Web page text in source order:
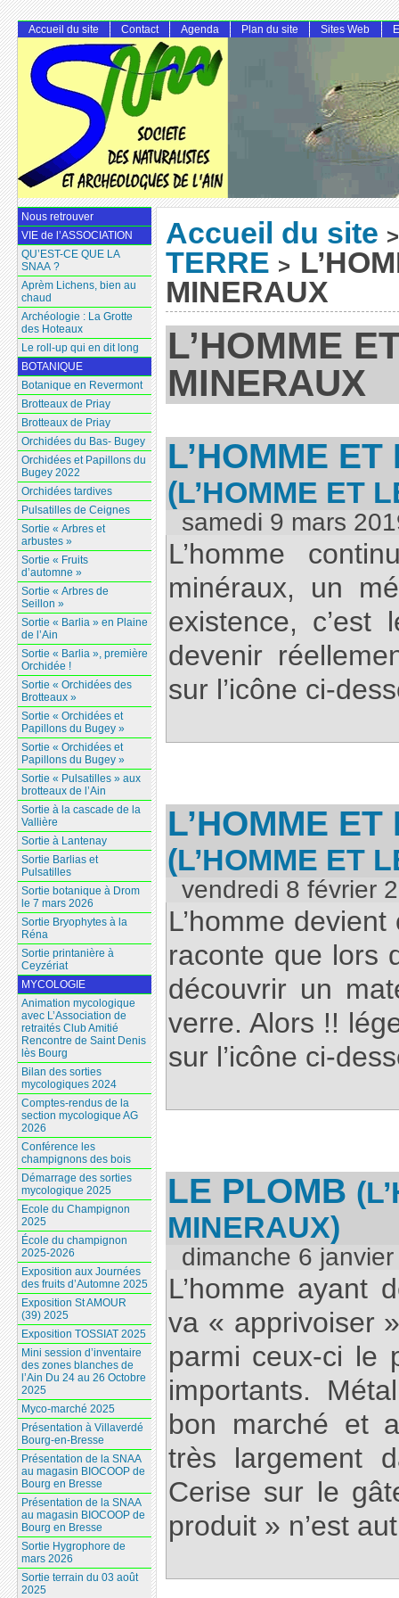
Accueil du site >
TERRE >
MINERAUX
L’HOMME
MINERAUX
L’HOMME
(L’HOMME ET
samedi 9 mars
L’homme
minéraux, un
existence,
devenir
sur l’icône ci-
L’HOMME
(L’HOMME ET
vendredi 8 février
L’homme
raconte que lors
découvrir un
verre. Alors !!
sur l’icône ci-
LE PLOMB
MINERAUX)
dimanche 6
L’homme ayant
va « apprivoiser
parmi ceux-ci le
importants.
bon marché et
très largement
Cerise sur le
produit » n’est
Accueil du site Contact Agenda Plan du site Sites Web
Nous retrouver
VIE de l’ASSOCIATION
QU’EST-CE QUE LA
SNAA ?
Aprèm Lichens, bien au
chaud
Archéologie : La Grotte
des Hoteaux
Le roll-up qui en dit long
BOTANIQUE
Botanique en Revermont
Brotteaux de Priay
Brotteaux de Priay
Orchidées du Bas- Bugey
Orchidées et Papillons du
Bugey 2022
Orchidées tardives
Pulsatilles de Ceignes
Sortie « Arbres et
arbustes »
Sortie « Fruits
d’automne »
Sortie « Arbres de
Seillon »
Sortie « Barlia » en Plaine
de l’Ain
Sortie « Barlia », première
Orchidée !
Sortie « Orchidées des
Brotteaux »
Sortie « Orchidées et
Papillons du Bugey »
Sortie « Orchidées et
Papillons du Bugey »
Sortie « Pulsatilles » aux
brotteaux de l’Ain
Sortie à la cascade de la
Vallière
Sortie à Lantenay
Sortie Barlias et
Pulsatilles
Sortie botanique à Drom
le 7 mars 2026
Sortie Bryophytes à la
Réna
Sortie printanière à
Ceyzériat
MYCOLOGIE
Animation mycologique
avec L’Association de
retraités Club Amitié
Rencontre de Saint Denis
lès Bourg
Bilan des sorties
mycologiques 2024
Comptes-rendus de la
section mycologique AG
2026
Conférence les
champignons des bois
Démarrage des sorties
mycologique 2025
Ecole du Champignon
2025
École du champignon
2025-2026
Exposition aux Journées
des fruits d’Automne 2025
Exposition St AMOUR
(39) 2025
Exposition TOSSIAT 2025
Mini session d’inventaire
des zones blanches de
l’Ain Du 24 au 26 Octobre
2025
Myco-marché 2025
Présentation à Villaverdé
Bourg-en-Bresse
Présentation de la SNAA
au magasin BIOCOOP de
Bourg en Bresse
Présentation de la SNAA
au magasin BIOCOOP de
Bourg en Bresse
Sortie Hygrophore de
mars 2026
Sortie terrain du 03 août
2025